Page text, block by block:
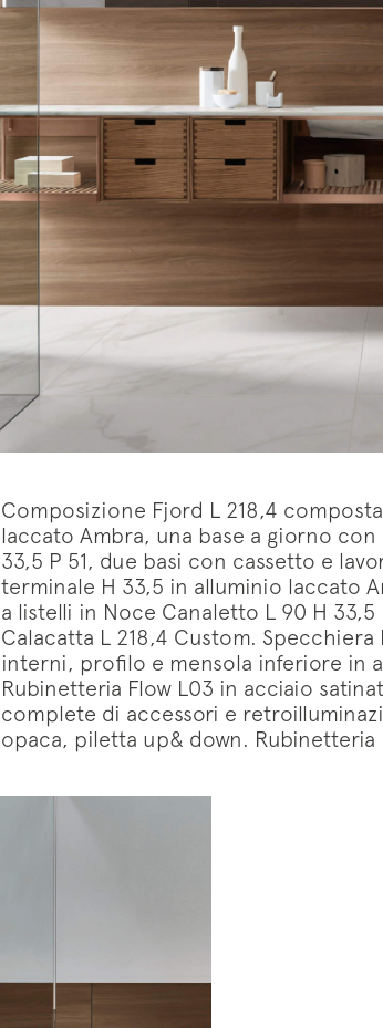
Composizione Fjord L 218,4
laccato Ambra, una base a giorno
33,5 P 51, due basi con cassetto e
terminale H 33,5 in alluminio laccato
a listelli in Noce Canaletto L 90 H
Calacatta L 218,4 Custom.
interni, profilo e mensola inferiore in
Rubinetteria Flow L03 in acciaio
complete di accessori e
opaca, piletta up& down. Rubinetteria